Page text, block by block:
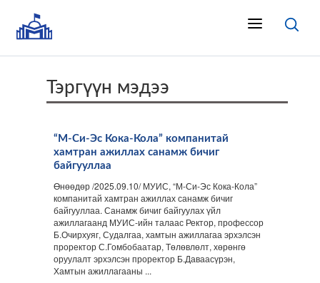
Тэргүүн мэдээ
“М-Си-Эс Кока-Кола” компанитай
хамтран ажиллах санамж бичиг
байгууллаа
Өнөөдөр /2025.09.10/ МУИС, “М-Си-Эс Кока-Кола”
компанитай хамтран ажиллах санамж бичиг
байгууллаа. Санамж бичиг байгуулах үйл
ажиллагаанд МУИС-ийн талаас Ректор, профессор
Б.Очирхуяг, Судалгаа, хамтын ажиллагаа эрхэлсэн
проректор С.Гомбобаатар, Төлөвлөлт, хөрөнгө
оруулалт эрхэлсэн проректор Б.Даваасүрэн,
Хамтын ажиллагааны ...